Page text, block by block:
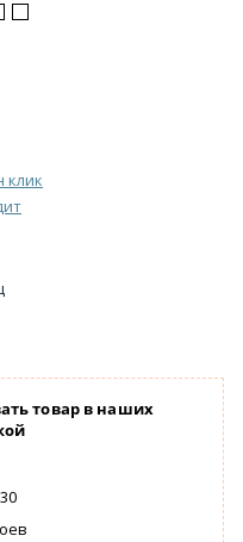
клик
товар в наших